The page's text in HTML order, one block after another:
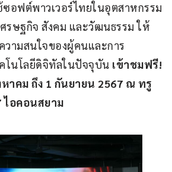
อฟต์พาวเวอร์ไทยในอุตสาหกรรม
รษฐกิจ สังคม และวัฒนธรรม ให้
ามสนใจของผู้คนและการ
โนโลยีดิจิทัลในปัจจุบัน เข้าชมฟรี!
าคม ถึง 1 กันยายน 2567 ณ ทรู
ไอคอนสยาม